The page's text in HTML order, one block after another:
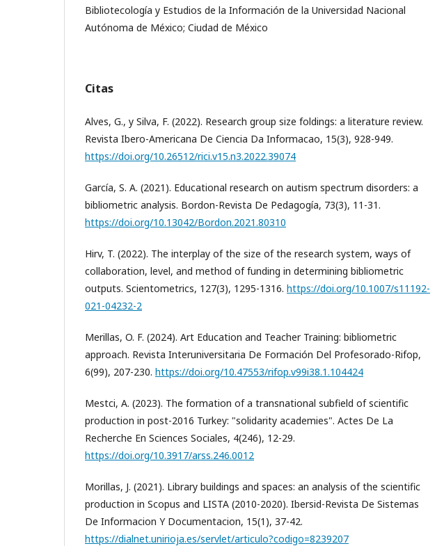
Bibliotecología y Estudios de la Información de la Universidad Nacional
Autónoma de México; Ciudad de México
Citas
Alves, G., y Silva, F. (2022). Research group size foldings: a literature review.
Revista Ibero-Americana De Ciencia Da Informacao, 15(3), 928-949.
https://doi.org/10.26512/rici.v15.n3.2022.39074
García, S. A. (2021). Educational research on autism spectrum disorders: a
bibliometric analysis. Bordon-Revista De Pedagogía, 73(3), 11-31.
https://doi.org/10.13042/Bordon.2021.80310
Hirv, T. (2022). The interplay of the size of the research system, ways of
collaboration, level, and method of funding in determining bibliometric
outputs. Scientometrics, 127(3), 1295-1316. https://doi.org/10.1007/s11192-
021-04232-2
Merillas, O. F. (2024). Art Education and Teacher Training: bibliometric
approach. Revista Interuniversitaria De Formación Del Profesorado-Rifop,
6(99), 207-230. https://doi.org/10.47553/rifop.v99i38.1.104424
Mestci, A. (2023). The formation of a transnational subfield of scientific
production in post-2016 Turkey: "solidarity academies". Actes De La
Recherche En Sciences Sociales, 4(246), 12-29.
https://doi.org/10.3917/arss.246.0012
Morillas, J. (2021). Library buildings and spaces: an analysis of the scientific
production in Scopus and LISTA (2010-2020). Ibersid-Revista De Sistemas
De Informacion Y Documentacion, 15(1), 37-42.
https://dialnet.unirioja.es/servlet/articulo?codigo=8239207